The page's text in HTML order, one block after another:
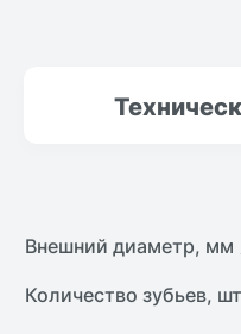
Внешний диаметр, мм
Количество зубьев,